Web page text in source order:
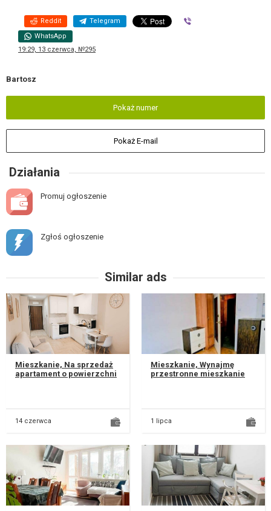
Reddit Telegram
WhatsApp
19:29, 13 czerwca, №295
Bartosz
Pokaż numer
Pokaż E-mail
Działania
Promuj ogłoszenie
Zgłoś ogłoszenie
Similar ads
Mieszkanie, Na sprzedaż
apartament o powierzchni
14 czerwca
Mieszkanie, Wynajmę
przestronne mieszkanie
1 lipca